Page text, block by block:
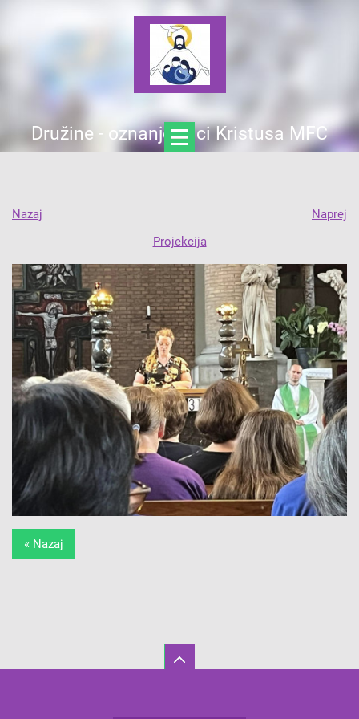
Družine - oznanjevalci Kristusa MFC
Nazaj
Naprej
Projekcija
« Nazaj